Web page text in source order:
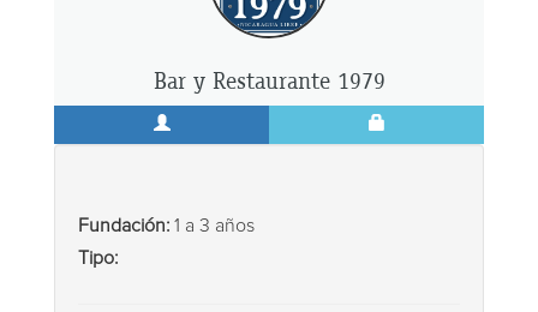
Bar y Restaurante 1979
Fundación: 1 a 3 años
Tipo: